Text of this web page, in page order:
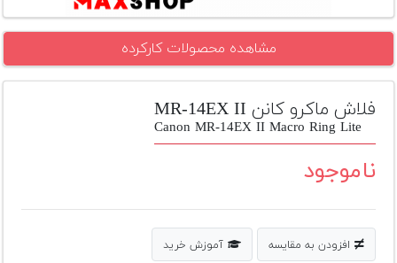
پلاس
افزودن
محصول
دست
دوم
دوربین
مشاهده محصولات کارکرده
فلاش ماکرو کانن MR-14EX II
Canon MR-14EX II Macro Ring Lite
ناموجود
افزودن به مقایسه آموزش خرید